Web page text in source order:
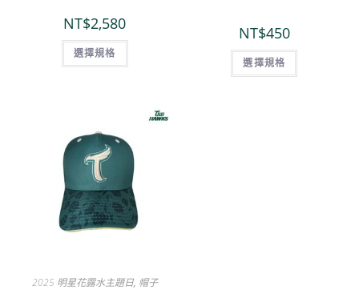
NT$2,580
選擇規格
NT$450
選擇規格
2025 明星花露水主題日, 帽子